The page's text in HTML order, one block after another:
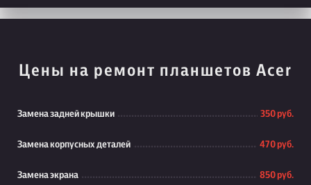
Цены на ремонт планшетов Acer
Замена задней крышки 350 руб.
Замена корпусных деталей 470 руб.
Замена экрана 850 руб.